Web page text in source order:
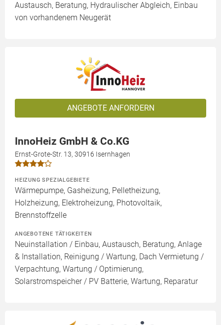
Austausch, Beratung, Hydraulischer Abgleich, Einbau
von vorhandenem Neugerät
ANGEBOTE ANFORDERN
InnoHeiz GmbH & Co.KG
Ernst-Grote-Str. 13, 30916 Isernhagen
HEIZUNG SPEZIALGEBIETE
Wärmepumpe, Gasheizung, Pelletheizung,
Holzheizung, Elektroheizung, Photovoltaik,
Brennstoffzelle
ANGEBOTENE TÄTIGKEITEN
Neuinstallation / Einbau, Austausch, Beratung, Anlage
& Installation, Reinigung / Wartung, Dach Vermietung /
Verpachtung, Wartung / Optimierung,
Solarstromspeicher / PV Batterie, Wartung, Reparatur